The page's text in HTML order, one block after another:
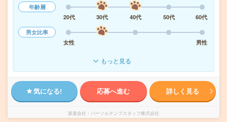
年齢層
20代
30代 40代 50代
60代
男女比率
女性
男性
もっと見る
気になる! 応募へ進む 詳しく見る
派遣会社 パーソルテンプスタッフ株式会社